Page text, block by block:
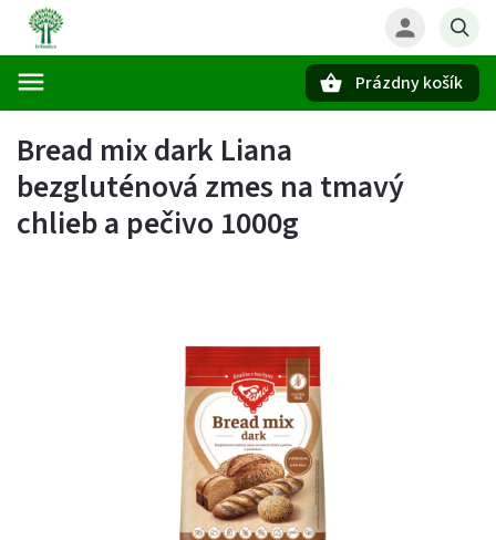
Prázdny košík
Bread mix dark Liana
bezgluténová zmes na tmavý
chlieb a pečivo 1000g